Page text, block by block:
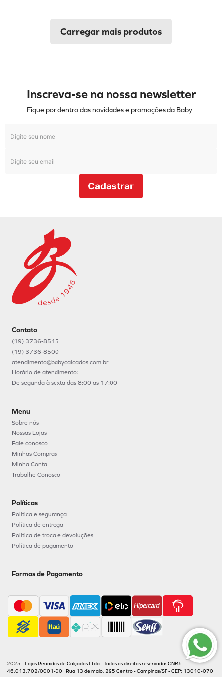
Inscreva-se na nossa newsletter
Fique por dentro das novidades e promoções da Baby
Cadastrar
Contato
(19) 3736-8515
(19) 3736-8500
atendimento@babycalcados.com.br
Horário de atendimento:
De segunda à sexta das 8:00 as 17:00
Menu
Sobre nós
Nossas Lojas
Fale conosco
Minhas Compras
Minha Conta
Trabalhe Conosco
Políticas
Política e segurança
Política de entrega
Política de troca e devoluções
Política de pagamento
Formas de Pagamento
2025 - Lojas Reunidas de Calçados Ltda - Todos os direitos reservados CNPJ:
46.013.702/0001-00 | Rua 13 de maio, 295 Centro - Campinas/SP - CEP: 13010-070